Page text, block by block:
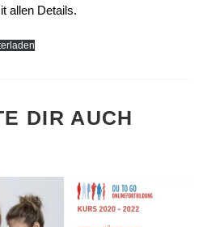
allen Details.
DIR AUCH